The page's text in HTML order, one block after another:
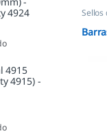
Sellos
4924
4915
4915) -